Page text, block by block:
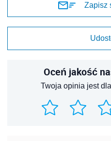
Zapisz
Oceń jakość
Twoja opinia jest